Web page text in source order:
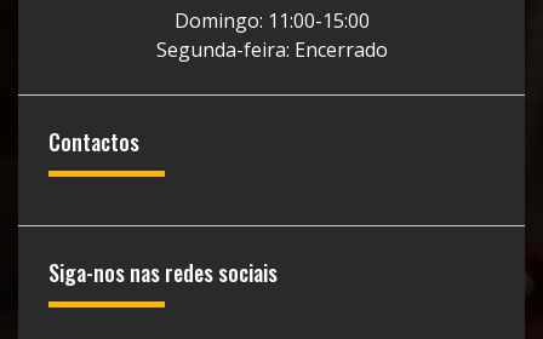
Domingo: 11:00-15:00
Segunda-feira: Encerrado
Contactos
Siga-nos nas redes sociais